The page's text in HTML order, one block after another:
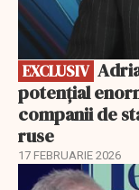
EXCLUSIV
potențial
companii de
ruse
17 FEBRUARIE 2026
EXCLUSIV